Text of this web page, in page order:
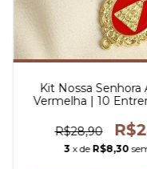
Kit Nossa Senhora
Vermelha | 10
R$28,90
3 x de R$8,30